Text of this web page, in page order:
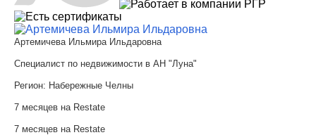
Артемичева Ильмира Ильдаровна
Специалист по недвижимости в АН "Луна"
Регион: Набережные Челны
7 месяцев на Restate
7 месяцев на Restate